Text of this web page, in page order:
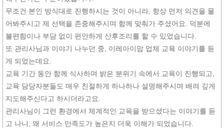
무조건 본인 방식대로 진행하시는 것이 아니라, 항상 먼저 의견을 물
어봐주시고 제 선택을 존중해주시며 함께 맞춰가 주셨어요. 덕분에
불편함이나 부담 없이 편안하게 산후조리를 할 수 있었습니다.
또 관리사님과 이야기 나누던 중, 이레아이맘 업체 교육 이야기를 듣
게 되었는데요.
교육 기간 동안 함께 식사하며 밝은 분위기 속에서 교육이 진행되고,
교육 담당자분들도 매우 친절하게 하나하나 설명해주시며 배려 깊게
지도해주신다고 하시더라고요.
관리사님이 그런 환경에서 체계적인 교육을 받으셨다는 이야기를 듣
고 나니, 왜 서비스 만족도가 높은지 더욱 이해가 되었습니다.